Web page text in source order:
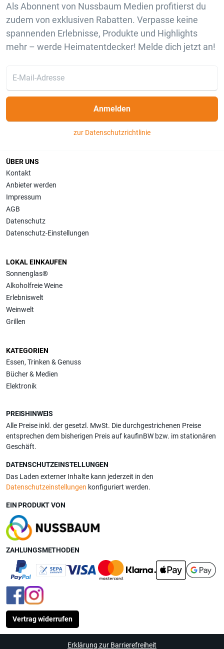
Als Abonnent von Nussbaum Medien profitierst du
zudem von exklusiven Rabatten. Verpasse keine
spannenden Erlebnisse, Produkte und Highlights
mehr – werde Heimatentdecker! Melde dich jetzt an!
Anmelden
zur Datenschutzrichtlinie
ÜBER UNS
Kontakt
Anbieter werden
Impressum
AGB
Datenschutz
Datenschutz-Einstellungen
LOKAL EINKAUFEN
Sonnenglas®
Alkoholfreie Weine
Erlebniswelt
Weinwelt
Grillen
KATEGORIEN
Essen, Trinken & Genuss
Bücher & Medien
Elektronik
PREISHINWEIS
Alle Preise inkl. der gesetzl. MwSt. Die durchgestrichenen Preise
entsprechen dem bisherigen Preis auf kaufinBW bzw. im stationären
Geschäft.
DATENSCHUTZEINSTELLUNGEN
Das Laden externer Inhalte kann jederzeit in den
Datenschutzeinstellungen konfiguriert werden.
EIN PRODUKT VON
ZAHLUNGSMETHODEN
Vertrag widerrufen
Erklärung zur Barrierefreiheit